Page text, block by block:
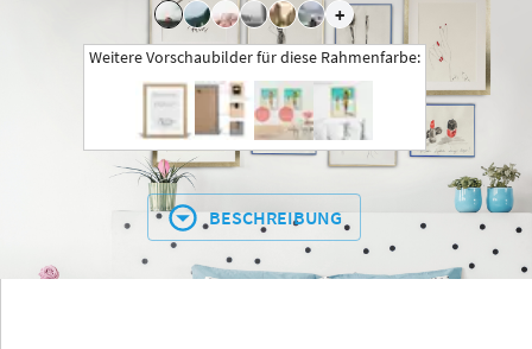
+
Weitere Vorschaubilder für diese Rahmenfarbe:
BESCHREIBUNG